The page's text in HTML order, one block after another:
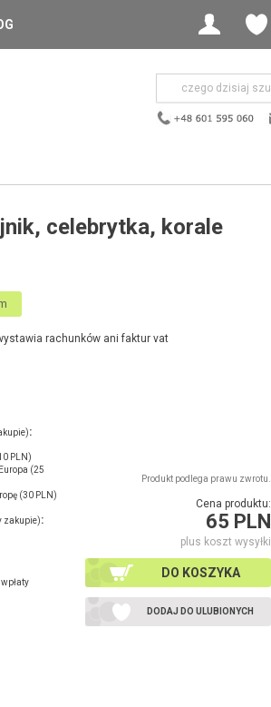
celebrytka, korale
rachunków ani faktur vat
Produkt podlega prawu zwrotu.
Cena produktu:
65 PLN
plus koszt wysyłki
DO KOSZYKA
DODAJ DO ULUBIONYCH
:
PLN)
(25
(30 PLN)
zakupie):